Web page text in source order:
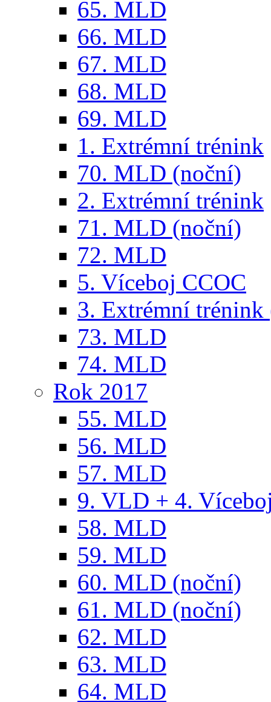
65. MLD
66. MLD
67. MLD
68. MLD
69. MLD
1. Extrémní trénink
70. MLD (noční)
2. Extrémní trénink
71. MLD (noční)
72. MLD
5. Víceboj CCOC
3. Extrémní trénink
73. MLD
74. MLD
Rok 2017
55. MLD
56. MLD
57. MLD
9. VLD + 4.
58. MLD
59. MLD
60. MLD (noční)
61. MLD (noční)
62. MLD
63. MLD
64. MLD